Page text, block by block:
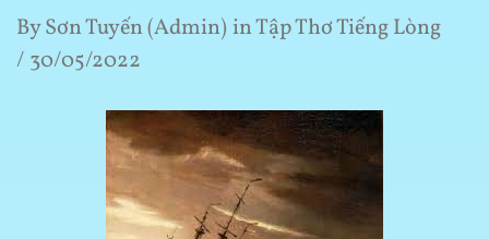
BySơn Tuyến (Admin) inTập Thơ Tiếng Lòng
30/05/2022